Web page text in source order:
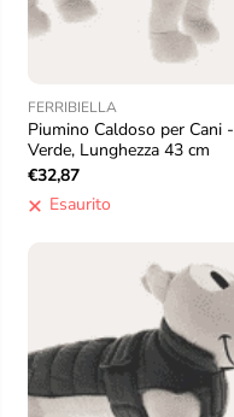
FERRIBIELLA
Piumino Caldoso per Cani -
Verde, Lunghezza 43 cm
€32,87
Esaurito